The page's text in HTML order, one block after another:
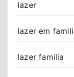
lazer
lazer em
lazer familia